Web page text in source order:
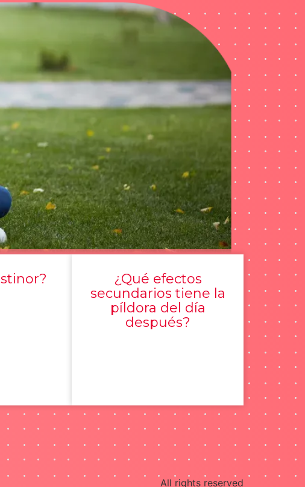
¿Qué efectos
secundarios tiene la
píldora del día
después?
All rights reserved